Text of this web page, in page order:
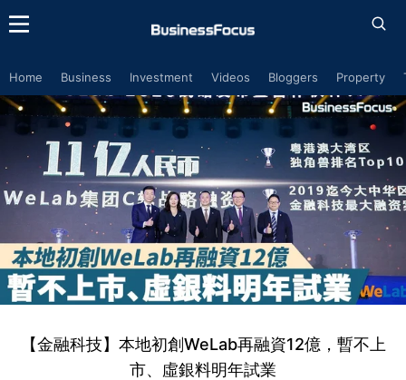
Home Business Investment Videos Bloggers Property
【金融科技】本地初創WeLab再融資12億，暫不上
市、虛銀料明年試業